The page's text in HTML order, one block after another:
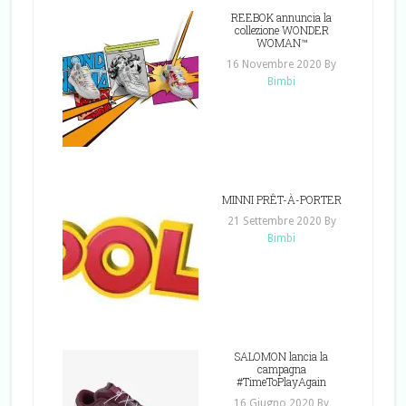
REEBOK annuncia la
collezione WONDER
WOMAN™
16 Novembre 2020 By
Bimbi
MINNI PRÊT-À-PORTER
21 Settembre 2020 By
Bimbi
SALOMON lancia la
campagna
#TimeToPlayAgain
16 Giugno 2020 By